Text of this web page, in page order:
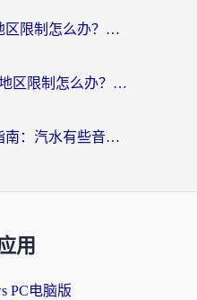
在菲律宾用邮储银行地区限制怎么办？海外华人必看的回国加速解决方案
在比利时用掌上12333地区限制怎么办？海外华人亲测有效的回国加速方案
海外党日常痛点解决指南：汽水有些音乐在国外无法播放怎么办？
用
PC电脑版